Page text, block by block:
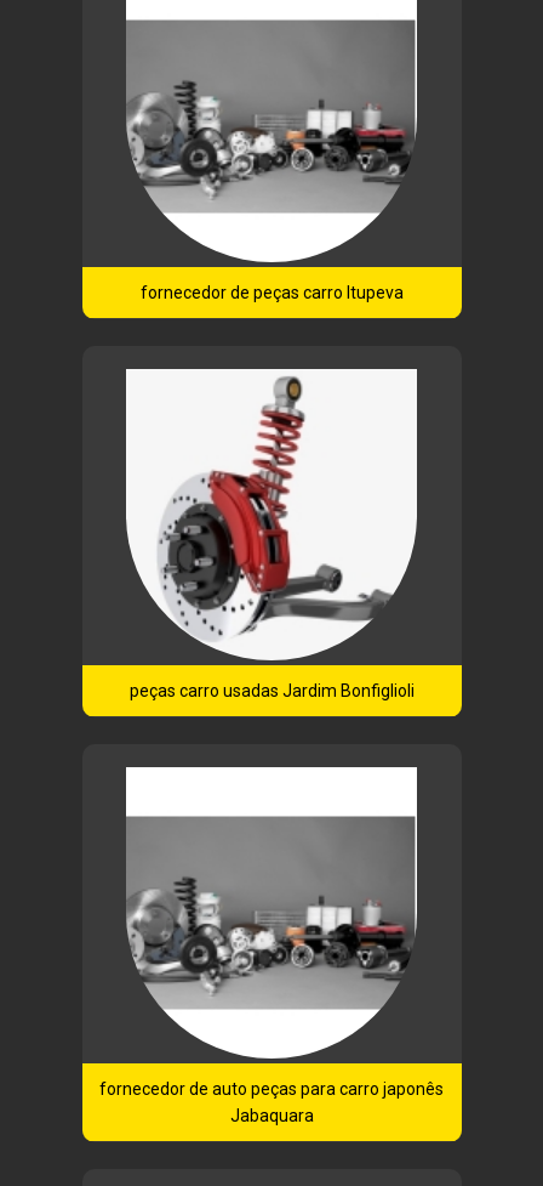
fornecedor de peças carro Itupeva
peças carro usadas Jardim Bonfiglioli
fornecedor de auto peças para carro japonês
Jabaquara